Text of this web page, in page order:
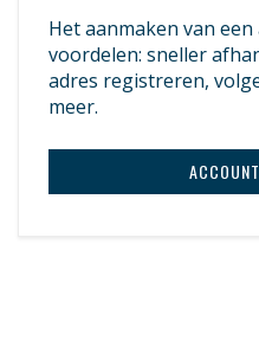
Het aanmaken van
voordelen: sneller
adres registreren,
meer.